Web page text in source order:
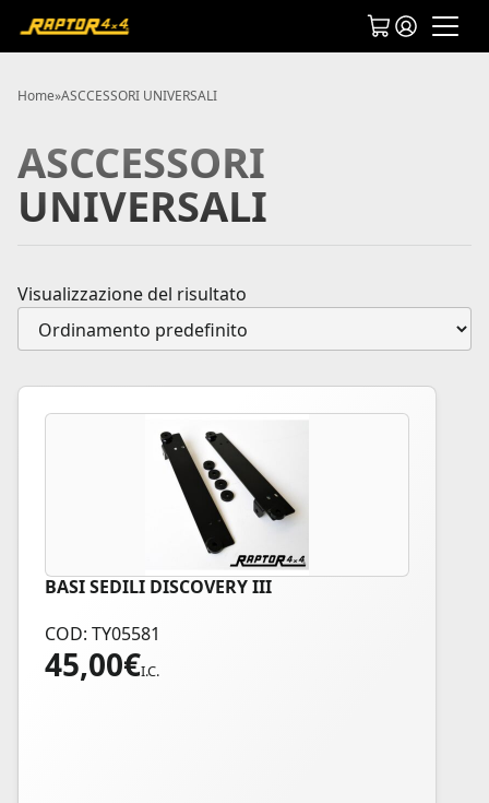
Home»ASCCESSORI UNIVERSALI
ASCCESSORI
UNIVERSALI
Visualizzazione del risultato
BASI SEDILI DISCOVERY III
COD: TY05581
45,00€I.C.